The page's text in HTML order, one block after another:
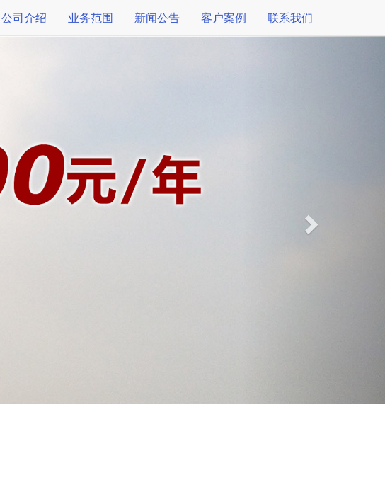
公司介绍 业务范围 新闻公告 客户案例 联系我们